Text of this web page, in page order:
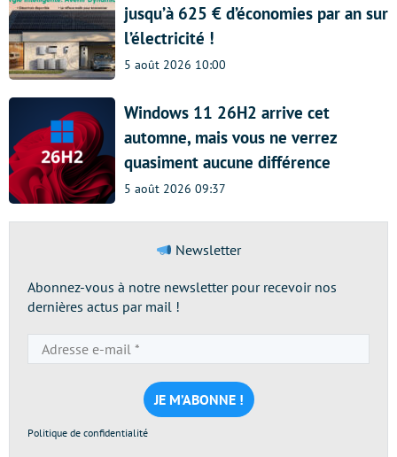
jusqu’à 625 € d’économies par an sur
l’électricité !
5 août 2026 10:00
Windows 11 26H2 arrive cet
automne, mais vous ne verrez
quasiment aucune différence
5 août 2026 09:37
Newsletter
Abonnez-vous à notre newsletter pour recevoir nos
dernières actus par mail !
e-
mail
*
Politique de confidentialité